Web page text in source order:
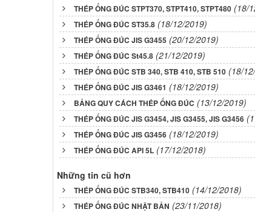
THÉP ỐNG ĐÚC STPT370, STPT410, STPT480 (18/
THÉP ỐNG ĐÚC ST35.8 (18/12/2019)
THÉP ỐNG ĐÚC JIS G3455 (20/12/2019)
THÉP ỐNG ĐÚC St45.8 (21/12/2019)
THÉP ỐNG ĐÚC STB 340, STB 410, STB 510 (18/
THÉP ỐNG ĐÚC JIS G3461 (18/12/2019)
BẢNG QUY CÁCH THÉP ỐNG ĐÚC (13/12/2019)
THÉP ỐNG ĐÚC JIS G3454, JIS G3455, JIS G3456
THÉP ỐNG ĐÚC JIS G3456 (18/12/2019)
THÉP ỐNG ĐÚC API 5L (17/12/2018)
Những tin cũ hơn
THÉP ỐNG ĐÚC STB340, STB410 (14/12/2018)
THÉP ỐNG ĐÚC NHẬT BẢN (23/11/2018)